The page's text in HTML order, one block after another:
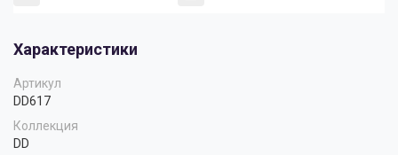
Характеристики
Артикул
DD617
Коллекция
DD